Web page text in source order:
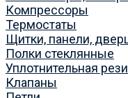
Компрессоры
Термостаты
Щитки, панели,
Полки стеклянные
Уплотнительная
Клапаны